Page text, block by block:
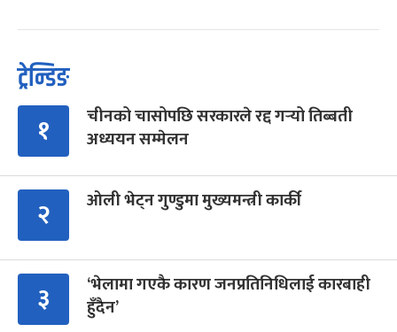
ट्रेन्डिङ
१
चीनको चासोपछि सरकारले रद्द गर्‍यो तिब्बती
अध्ययन सम्मेलन
२ ओली भेट्न गुण्डुमा मुख्यमन्त्री कार्की
३
‘भेलामा गएकै कारण जनप्रतिनिधिलाई कारबाही
हुँदैन’